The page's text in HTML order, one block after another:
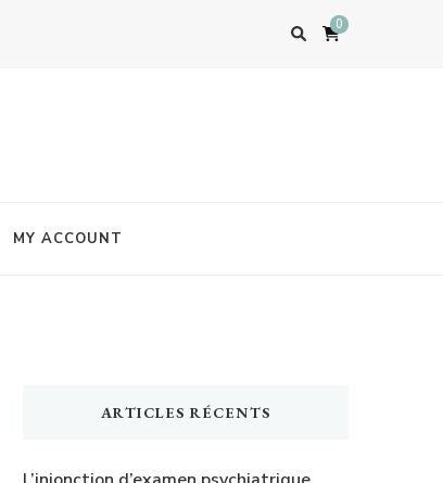
0
MY ACCOUNT
ARTICLES RÉCENTS